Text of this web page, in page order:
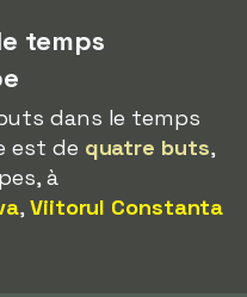
temps
dans le temps
est de quatre buts,
à
,Viitorul Constanta